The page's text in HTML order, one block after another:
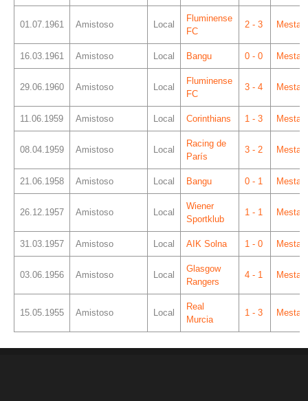
01.07.1961 Amistoso Local
Fluminense
FC
2 - 3
16.03.1961 Amistoso Local Bangu 0 - 0
29.06.1960 Amistoso Local
Fluminense
FC
3 - 4
11.06.1959 Amistoso Local Corinthians 1 - 3
08.04.1959 Amistoso Local
Racing de
París
3 - 2
21.06.1958 Amistoso Local Bangu 0 - 1
26.12.1957 Amistoso Local
Wiener
Sportklub
1 - 1
31.03.1957 Amistoso Local AIK Solna 1 - 0
03.06.1956 Amistoso Local
Glasgow
Rangers
4 - 1
15.05.1955 Amistoso Local
Real
Murcia
1 - 3